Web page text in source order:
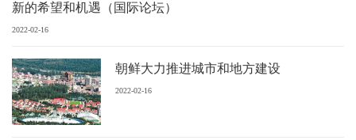
新的希望和机遇（国际论坛）
2022-02-16
朝鲜大力推进城市和地方建设
2022-02-16